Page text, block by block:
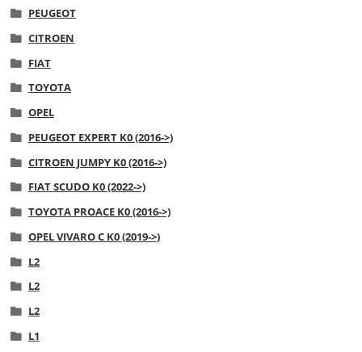
PEUGEOT
CITROEN
FIAT
TOYOTA
OPEL
PEUGEOT EXPERT K0 (2016->)
CITROEN JUMPY K0 (2016->)
FIAT SCUDO K0 (2022->)
TOYOTA PROACE K0 (2016->)
OPEL VIVARO C K0 (2019->)
L2
L2
L2
L1